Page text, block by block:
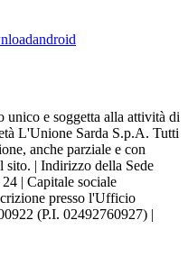
android
unico e soggetta alla attività di
L'Unione Sarda S.p.A. Tutti
anche parziale e con
sito. | Indirizzo della Sede
| Capitale sociale
presso l'Ufficio
(P.I. 02492760927) |